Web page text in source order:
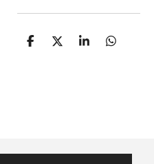
D
D
S
D